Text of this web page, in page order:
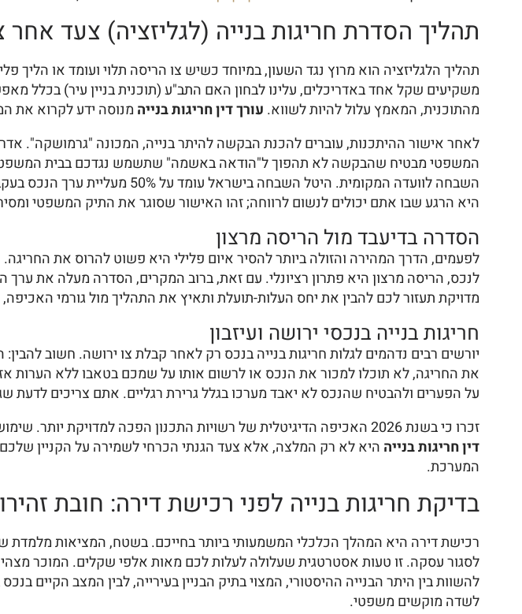
תהליך הסדרת חריגות בנייה (לגליזציה) צעד אחר
תהליך הלגליזציה הוא מרוץ נגד השעון, במיוחד כשיש צו הריסה תלוי ועומד או הליך
משקיעים שקל אחד באדריכלים, עלינו לבחון האם התב"ע (תוכנית בניין עיר) בכלל
מהתוכנית, המאמץ עלול להיות לשווא. עורך דין חריגות בנייה מנוסה ידע לקרוא את
לאחר אישור ההיתכנות, עוברים להכנת הבקשה להיתר בנייה, המכונה "גרמושקה".
המשפטי מבטיח שהבקשה לא תהפוך ל"הודאה באשמה" שתשמש נגדכם בבית המשפט,
השבחה לוועדה המקומית. היטל
היא הרגע שבו אתם יכולים לנשום לרווחה; זהו האישור שסוגר את התיק המשפטי
הסדרה בדיעבד מול הריסה מרצון
לפעמים, הדרך המהירה והזולה ביותר להסיר איום פלילי היא פשוט להרוס את
לנכס, הריסה מרצון היא פתרון רציונלי. עם זאת, ברוב המקרים, הסדרה מעלה את ערך הנכס בשיעור של
מדויקת תעזור לכם להבין את יחס העלות-תועלת ותאיץ את התהליך מול גורמי האכיפה,
חריגות בנייה בנכסי ירושה ועיזבון
יורשים רבים נדהמים לגלות חריגות בנייה בנכס רק לאחר קבלת צו ירושה. חשוב
את החריגה, לא תוכלו למכור את הנכס או לרשום אותו על שמכם בטאבו ללא הערות
על הפערים ולהבטיח שהנכס לא יאבד מערכו בגלל גרירת רגליים. אתם צריכים לדעת
זכרו כי בשנת 2026 האכיפה הדיגיטלית של רשויות התכנון הפכה למדויקת יותר. שימוש ברחפנים וצילומי לוויין תקופתיים מאתרים חריגות תוך ימים. לכן, פנייה מוקדמת אל
דין חריגות בנייה היא לא רק המלצה, אלא צעד הגנתי הכרחי לשמירה על הקניין
המערכת.
בדיקת חריגות בנייה לפני רכישת דירה: חובת
רכישת דירה היא המהלך הכלכלי המשמעותי ביותר בחייכם. בשטח, המציאות מלמדת
לסגור עסקה. זו טעות אסטרטגית שעלולה לעלות לכם מאות אלפי שקלים. המוכר
להשוות בין היתר הבנייה ההיסטורי, המצוי בתיק הבניין בעירייה, לבין המצב
לשדה מוקשים משפטי.